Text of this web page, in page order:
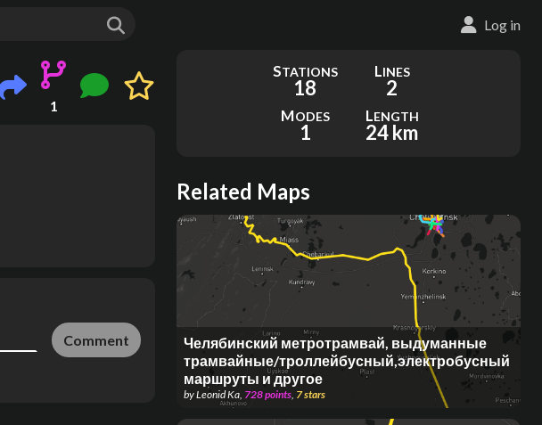
Log in
1
Comment
STATIONS
18
LINES
2
MODES
1
LENGTH
24 km
Related Maps
Челябинский метротрамвай, выдуманные
трамвайные/троллейбусный,электробусный
маршруты и другое
byLeonid Ka, 728points, 7stars